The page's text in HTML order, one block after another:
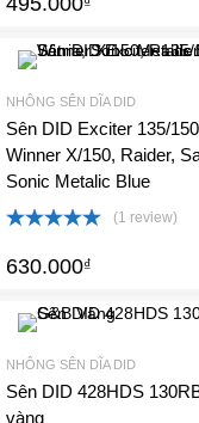
NHÔNG SÊN DĨA DID
Sên DID Exciter 135/
Winner X/150, Raider,
Sonic Metalic Blue
hạng5.00
5 sao
(1 review)
630.000₫
NHÔNG SÊN DĨA DID
Sên DID 428HDS
vàng